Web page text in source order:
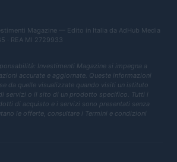
Magazine — Edito in Italia da AdHub Media
· REA MI 2729933
Investimenti Magazine si impegna a
accurate e aggiornate. Queste informazioni
da quelle visualizzate quando visiti un istituto
servizi o il sito di un prodotto specifico. Tutti i
di acquisto e i servizi sono presentati senza
le offerte, consultare i Termini e condizioni